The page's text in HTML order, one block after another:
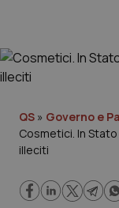
Governo e
Regioni e Asl
QS » Governo e
Cosmetici. In
illeciti